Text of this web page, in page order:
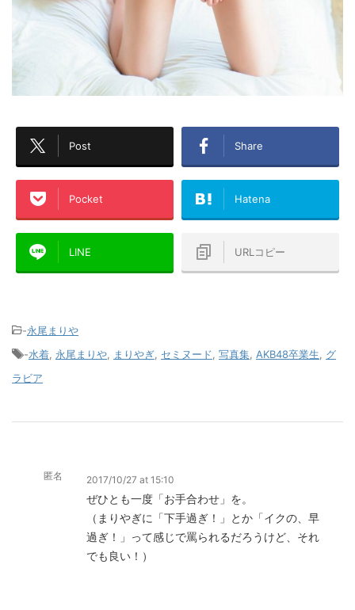
Post Share
Pocket Hatena
LINE URLコピー
-永尾まりや
-水着 永尾まりや まりやぎ セミヌード 写真集 AKB48卒業生
グ
ラビア
匿名 2017/10/27 at 15:10
ぜひとも一度「お手合わせ」を。
（まりやぎに「下手過ぎ！」とか「イクの、早
過ぎ！」って感じで罵られるだろうけど、それ
でも良い！）